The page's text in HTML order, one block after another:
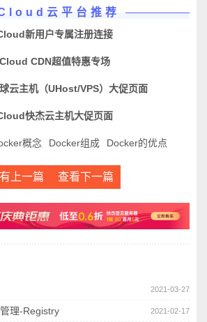
云平台推荐
新用户专属注册连接
CDN超值特惠专场
云主机（UHost/VPS）大促页面
快杰云主机大促页面
概念 Docker组成 Docker的优点
上一篇 查看下一篇
2021-03-27
2021-02-17
理-Registry